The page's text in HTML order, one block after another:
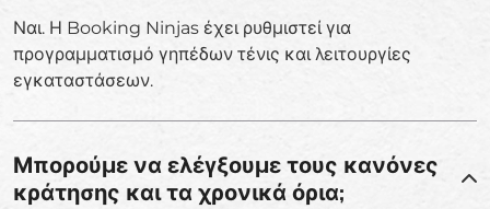
Ναι. Η Booking Ninjas έχει ρυθμιστεί για
προγραμματισμό γηπέδων τένις και λειτουργίες
εγκαταστάσεων.
Μπορούμε να ελέγξουμε τους κανόνες
κράτησης και τα χρονικά όρια;